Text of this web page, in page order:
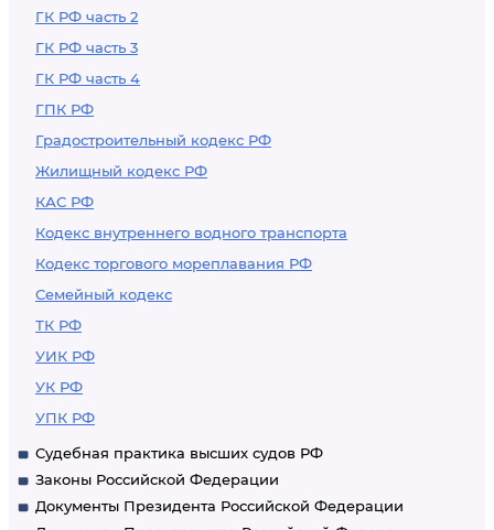
ГК РФ часть 2
ГК РФ часть 3
ГК РФ часть 4
ГПК РФ
Градостроительный кодекс РФ
Жилищный кодекс РФ
КАС РФ
Кодекс внутреннего водного транспорта
Кодекс торгового мореплавания РФ
Семейный кодекс
ТК РФ
УИК РФ
УК РФ
УПК РФ
Судебная практика высших судов РФ
Законы Российской Федерации
Документы Президента Российской Федерации